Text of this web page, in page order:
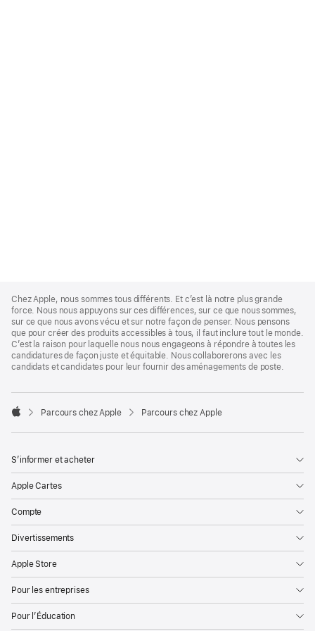
Footer
Chez Apple, nous sommes tous différents. Et c’est là notre plus grande
force. Nous nous appuyons sur ces différences, sur ce que nous sommes,
sur ce que nous avons vécu et sur notre façon de penser. Nous pensons
que pour créer des produits accessibles à tous, il faut inclure tout le monde.
C’est la raison pour laquelle nous nous engageons à répondre à toutes les
candidatures de façon juste et équitable. Nous collaborerons avec les
candidats et candidates pour leur fournir des aménagements de poste.

Parcours chez Apple Parcours chez Apple
S’informer et acheter
Apple Cartes
Compte
Divertissements
Apple Store
Pour les entreprises
Pour l’Éducation